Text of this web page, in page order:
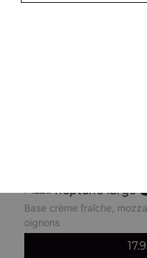
Base sauce tomate,
neptune large
Base crème fraîche,
oignons